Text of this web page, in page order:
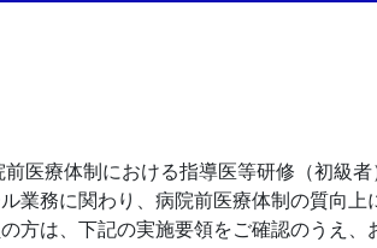
医療体制における指導医等研修（初級者
業務に関わり、病院前医療体制の質向上
方は、下記の実施要領をご確認のうえ、